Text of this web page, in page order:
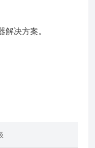
解决方案。